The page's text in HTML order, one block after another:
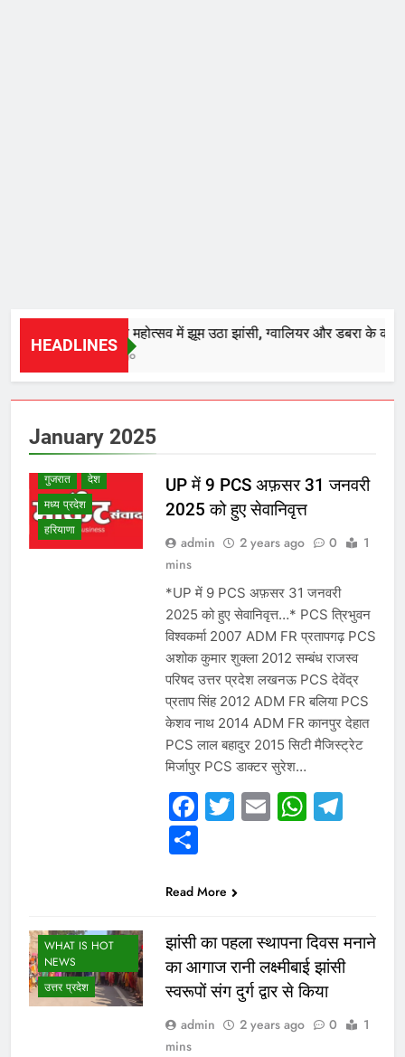
HEADLINES
*28वें चालीहा महोत्सव में झूम उठा झांसी, ग्वालियर और डबरा के
58 Minutes Ago
January 2025
WHAT IS HOT
NEWS
उत्तर प्रदेश
गुजरात
देश
मध्य प्रदेश
हरियाणा
UP में 9 PCS अफ़सर 31 जनवरी
2025 को हुए सेवानिवृत्त
admin 2 years ago 0
1
mins
*UP में 9 PCS अफ़सर 31 जनवरी
2025 को हुए सेवानिवृत्त…* PCS त्रिभुवन
विश्वकर्मा 2007 ADM FR प्रतापगढ़ PCS
अशोक कुमार शुक्ला 2012 सम्बंध राजस्व
परिषद उत्तर प्रदेश लखनऊ PCS देवेंद्र
प्रताप सिंह 2012 ADM FR बलिया PCS
केशव नाथ 2014 ADM FR कानपुर देहात
PCS लाल बहादुर 2015 सिटी मैजिस्ट्रेट
मिर्जापुर PCS डाक्टर सुरेश…
Facebook
Twitter
Email
Share
Read More
WHAT IS HOT
NEWS
उत्तर प्रदेश
झांसी का पहला स्थापना दिवस मनाने
का आगाज रानी लक्ष्मीबाई झांसी
स्वरूपों संग दुर्ग द्वार से किया
admin 2 years ago 0
1
mins